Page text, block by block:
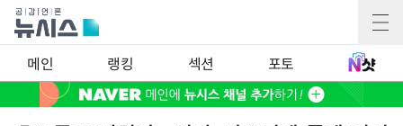
메인 랭킹 섹션 포토